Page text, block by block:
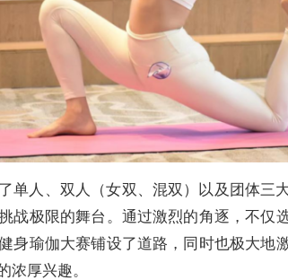
单人、双人（女双、混双）以及团体三
战极限的舞台。通过激烈的角逐，不仅
身瑜伽大赛铺设了道路，同时也极大地
浓厚兴趣。